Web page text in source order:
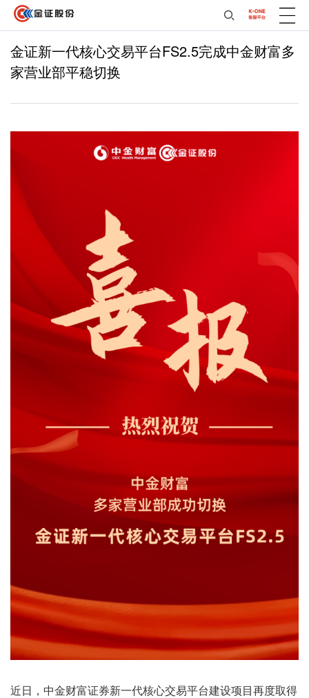
金证新一代核心交易平台FS2.5完成中金财富多
家营业部平稳切换
近日，中金财富证券新一代核心交易平台建设项目再度取得